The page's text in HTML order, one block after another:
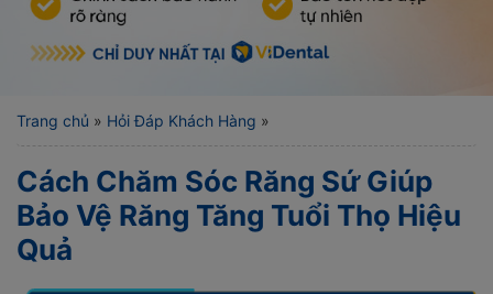
Trang chủ » Hỏi Đáp Khách Hàng »
Cách Chăm Sóc Răng Sứ Giúp
Bảo Vệ Răng Tăng Tuổi Thọ Hiệu
Quả